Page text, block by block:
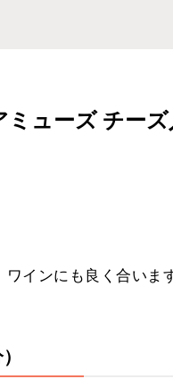
ューズ チー
ワインにも良く合いま